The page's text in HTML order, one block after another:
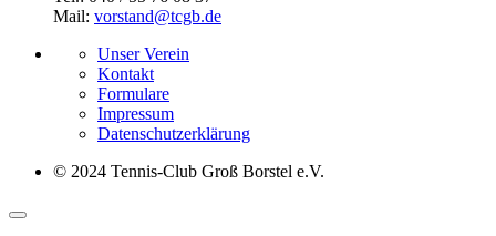
Mail: vorstand@tcgb.de
Unser Verein
Kontakt
Formulare
Impressum
Datenschutz­erklärung
© 2024 Tennis-Club Groß Borstel e.V.